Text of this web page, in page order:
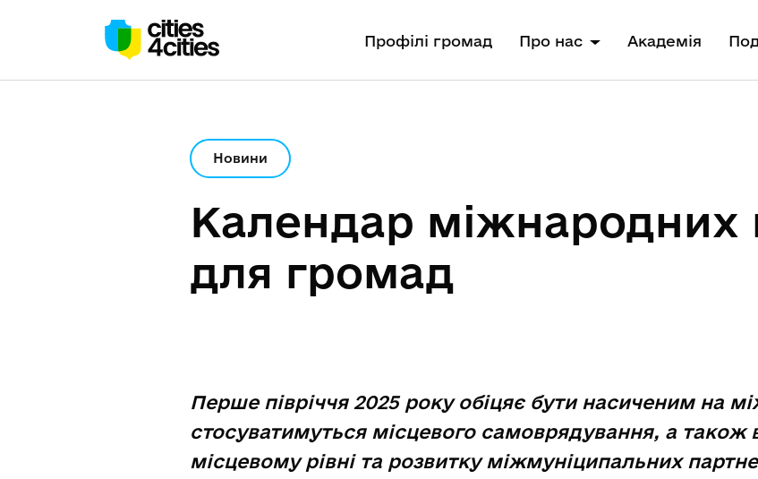
Профілі громад Про нас Академія
Новини
Календар міжнародних
для громад
Перше півріччя 2025 року обіцяє бути насиченим на
стосуватимуться місцевого самоврядування, а також
місцевому рівні та розвитку міжмуніципальних